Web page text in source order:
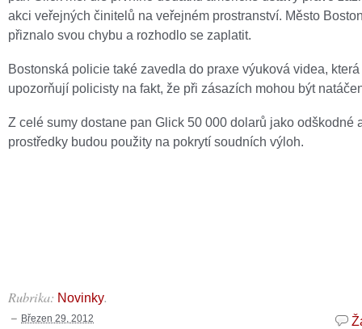
akci veřejných činitelů na veřejném prostranství. Město
přiznalo svou chybu a rozhodlo se zaplatit.
Bostonská policie také zavedla do praxe výuková videa, která
upozorňují policisty na fakt, že při zásazích mohou být
Z celé sumy dostane pan Glick 50 000 dolarů jako odškodné
prostředky budou použity na pokrytí soudních výloh.
Rubrika: Novinky.
Březen 29, 2012